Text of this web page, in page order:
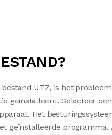
UTZ, is het
geïnstalleerd. Selecteer
Het
geïnstalleerde programma.